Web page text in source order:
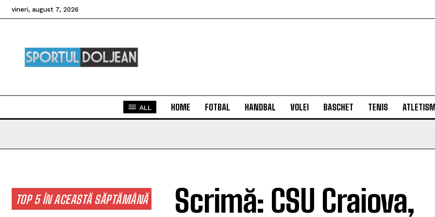
vineri, august 7, 2026
ALL HOME FOTBAL HANDBAL VOLEI BASCHET TENIS
TOP 5 ÎN ACEASTĂ SĂPTĂMÂNĂ
Scrimă: CSU Craiova,